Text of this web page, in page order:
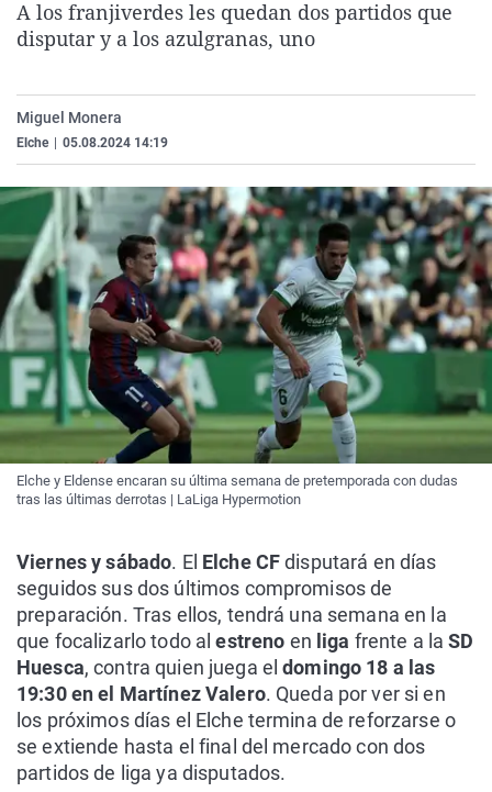
La rosa de los vientos
Como el perro y el
Caso
Equipo de
Extremadura
La Rioja
País Vasco
Virales
Elecciones
A los franjiverdes les quedan dos partidos que
disputar y a los azulgranas, uno
Miguel Monera
Elche 05.08.2024 14:19
Elche y Eldense encaran su última semana de pretemporada con dudas
tras las últimas derrotas | LaLiga Hypermotion
Viernes y sábado. El Elche CFdisputará en días
seguidos sus dos últimos compromisos de
preparación. Tras ellos, tendrá una semana en la
que focalizarlo todo alestreno en liga frente a laSD
Huesca, contra quien juega eldomingo 18 a las
19:30 en el Martínez Valero. Queda por ver si en
los próximos días el Elche termina de reforzarse o
se extiende hasta el final del mercado con dos
partidos de liga ya disputados.